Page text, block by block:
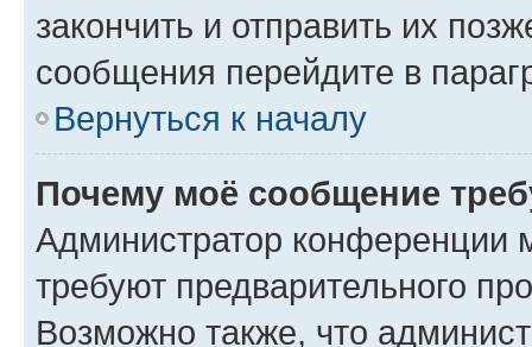
закончить и отправить их
сообщения перейдите в
Вернуться к началу
Почему моё сообщение
Администратор конференции
требуют предварительного
Возможно также, что